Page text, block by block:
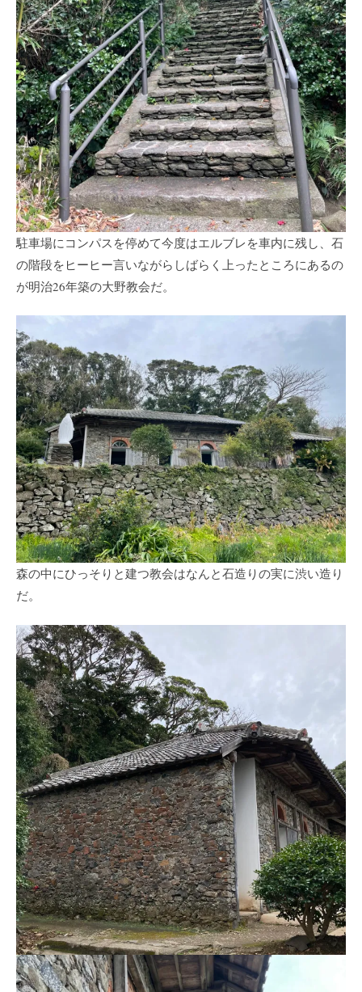
駐車場にコンパスを停めて今度はエルブレを車内に残し、石
の階段をヒーヒー言いながらしばらく上ったところにあるの
が明治26年築の大野教会だ。
森の中にひっそりと建つ教会はなんと石造りの実に渋い造り
だ。